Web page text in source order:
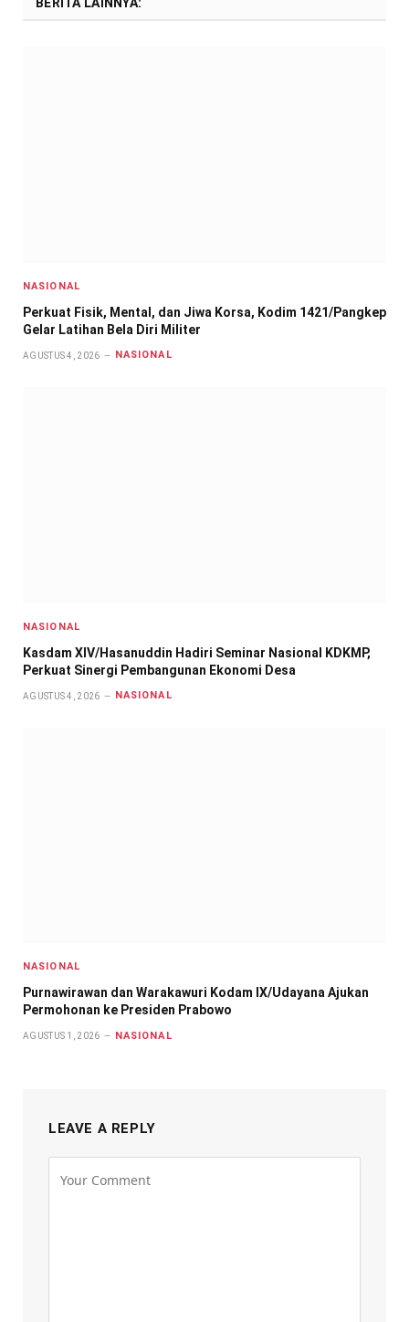
NASIONAL
Perkuat Fisik, Mental, dan Jiwa Korsa, Kodim 1421/Pangkep
Gelar Latihan Bela Diri Militer
AGUSTUS 4, 2026 NASIONAL
NASIONAL
Kasdam XIV/Hasanuddin Hadiri Seminar Nasional KDKMP,
Perkuat Sinergi Pembangunan Ekonomi Desa
AGUSTUS 4, 2026 NASIONAL
NASIONAL
Purnawirawan dan Warakawuri Kodam IX/Udayana Ajukan
Permohonan ke Presiden Prabowo
AGUSTUS 1, 2026 NASIONAL
LEAVE A REPLY